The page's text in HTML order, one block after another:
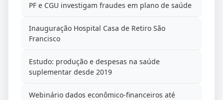
PF e CGU investigam fraudes em plano de saúde
Inauguração Hospital Casa de Retiro São
Francisco
Estudo: produção e despesas na saúde
suplementar desde 2019
Webinário dados econômico-financeiros até